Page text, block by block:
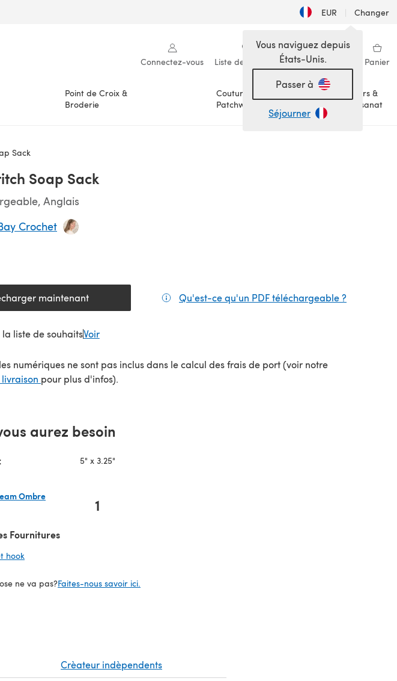
EUR | Changer
Connectez-vous Liste de souhaits Ma bibliothèque Panier
Point de Croix &
Broderie
Couture &
Patchwork
Loisirs &
Artisanat
Vous naviguez depuis
États-Unis.
Passer à
Séjourner
Sack
Soap Sack
Anglais
Crochet
maintenant
(s'ouvre dans un nouvel onglet) Qu'est-ce qu'un PDF téléchargeable ?
liste de souhaitsVoir
numériques ne sont pas inclus dans le calcul des frais de port (voir notre
(s'ouvre dans un nouvel onglet)
pour plus d'infos).
aurez besoin
5" x 3.25"
Ombre
1
Fournitures
hook
ne va pas?Faites-nous savoir ici.
Crèateur indèpendents